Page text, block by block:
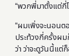
“พวกพี่มาตั้งแต่กี่
“ผมเพิ่งจะนอน
ประท้วงกี่ครั้งผ
ว่า ว่าจะดูวันนี้แ